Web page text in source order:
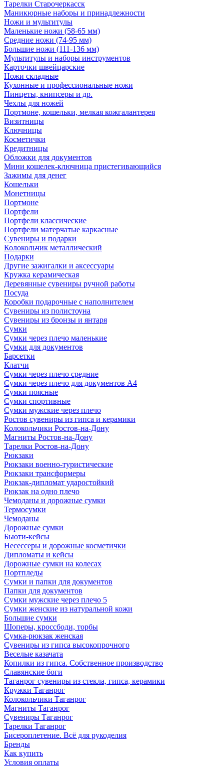
Тарелки Старочеркасск
Маникюрные наборы и принадлежности
Ножи и мультитулы
Маленькие ножи (58-65 мм)
Средние ножи (74-95 мм)
Большие ножи (111-136 мм)
Мультитулы и наборы инструментов
Карточки швейцарские
Ножи складные
Кухонные и профессиональные ножи
Пинцеты, книпсеры и др.
Чехлы для ножей
Портмоне, кошельки, мелкая кожгалантерея
Визитницы
Ключницы
Косметички
Кредитницы
Обложки для документов
Мини кошелек-ключница пристегивающийся
Зажимы для денег
Кошельки
Монетницы
Портмоне
Портфели
Портфели классические
Портфели матерчатые каркасные
Сувениры и подарки
Колокольчик металлический
Подарки
Другие зажигалки и аксессуары
Кружка керамическая
Деревянные сувениры ручной работы
Посуда
Коробки подарочные с наполнителем
Сувениры из полистоуна
Сувениры из бронзы и янтаря
Сумки
Сумки через плечо маленькие
Сумки для документов
Барсетки
Клатчи
Сумки через плечо средние
Сумки через плечо для документов А4
Сумки поясные
Сумки спортивные
Сумки мужские через плечо
Ростов сувениры из гипса и керамики
Колокольчики Ростов-на-Дону
Магниты Ростов-на-Дону
Тарелки Ростов-на-Дону
Рюкзаки
Рюкзаки военно-туристические
Рюкзаки трансформеры
Рюкзак-дипломат ударостойкий
Рюкзак на одно плечо
Чемоданы и дорожные сумки
Термосумки
Чемоданы
Дорожные сумки
Бьюти-кейсы
Несессеры и дорожные косметички
Дипломаты и кейсы
Дорожные сумки на колесах
Портпледы
Сумки и папки для документов
Папки для документов
Сумки мужские через плечо 5
Сумки женские из натуральной кожи
Большие сумки
Шоперы, кроссбоди, торбы
Сумка-рюкзак женская
Сувениры из гипса высокопрочного
Веселые казачата
Копилки из гипса. Собственное производство
Славянские боги
Таганрог сувениры из стекла, гипса, керамики
Кружки Таганрог
Колокольчики Таганрог
Магниты Таганрог
Сувениры Таганрог
Тарелки Таганрог
Бисероплетение. Всё для рукоделия
Бренды
Как купить
Условия оплаты